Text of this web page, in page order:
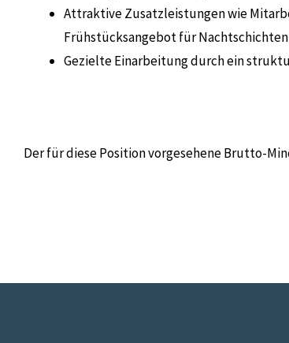
Attraktive Zusatzleistungen wie
Frühstücksangebot für Nachtschichten
Gezielte Einarbeitung durch ein
Der für diese Position vorgesehene Brutto-